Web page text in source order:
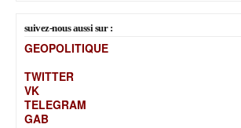
suivez-nous aussi sur :
GEOPOLITIQUE
TWITTER
VK
TELEGRAM
GAB